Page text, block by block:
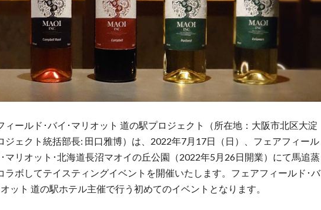
ィールド･バイ･マリオット 道の駅プロジェクト（所在地：大阪市北区大淀
ジェクト統括部長: 田口雅博）は、2022年7月17日（日）、フェアフィール
･マリオット･北海道長沼マオイの丘公園（2022年5月26日開業）にて馬追蒸
ラボしてテイスティングイベントを開催いたします。フェアフィールド･バ
ット 道の駅ホテル主催で行う初めてのイベントとなります。